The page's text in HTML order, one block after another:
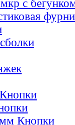
с
Кнопки